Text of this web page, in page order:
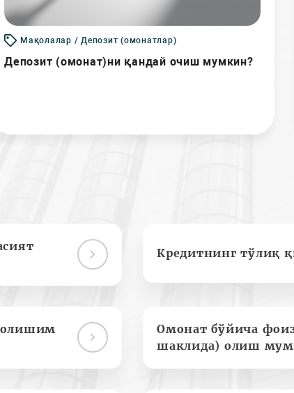
Мақолалар / Депозит (омонатлар)
Депозит (омонат)ни қандай очиш мумкин?
Кредитнинг тўлиқ
олишим
Омонат бўйича
шаклида) олиш